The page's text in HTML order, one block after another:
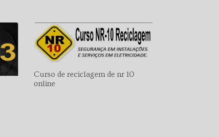
Curso de reciclagem de nr 10
online